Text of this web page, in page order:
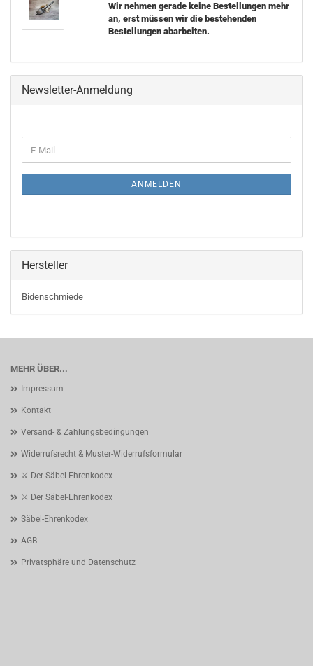
Wir nehmen gerade keine Bestellungen mehr
an, erst müssen wir die bestehenden
Bestellungen abarbeiten.
Newsletter-Anmeldung
ZUR
E-
Mail
ANMELDEN
Hersteller
Bidenschmiede
MEHR ÜBER...
Impressum
Kontakt
Versand- & Zahlungsbedingungen
Widerrufsrecht & Muster-Widerrufsformular
⚔️ Der Säbel-Ehrenkodex
⚔️ Der Säbel-Ehrenkodex
Säbel-Ehrenkodex
AGB
Privatsphäre und Datenschutz